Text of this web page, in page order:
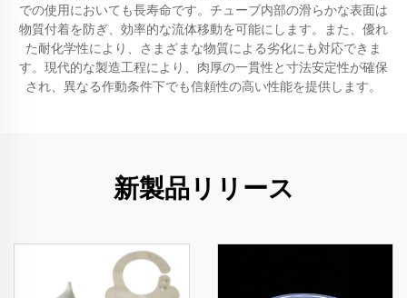
での使用においても長寿命です。チューブ内部の滑らかな表面は
物質付着を防ぎ、効率的な流体移動を可能にします。また、優れ
た耐化学性により、さまざまな物質による劣化にも対応できま
す。現代的な製造工程により、肉厚の一貫性と寸法安定性が確保
され、異なる作動条件下でも信頼性の高い性能を提供します。
新製品リリース